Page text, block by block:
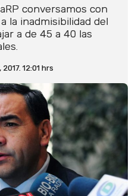
conversamos con
la inadmisibilidad del
a de 45 a 40 las
12:01 hrs